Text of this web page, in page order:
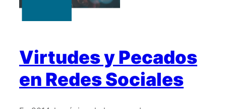
Virtudes y Pecados
en Redes Sociales